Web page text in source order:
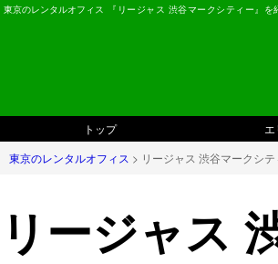
東京のレンタルオフィス 『リージャス 渋谷マークシティー』を
トップ
東京のレンタルオフィス > リージャス 渋谷マークシテ
リージャス